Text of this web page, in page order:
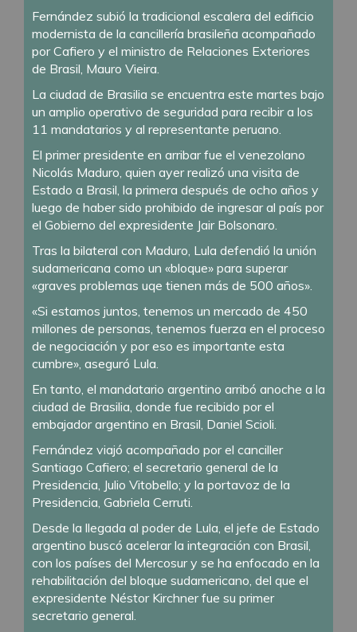
Fernández subió la tradicional escalera del edificio
modernista de la cancillería brasileña acompañado
por Cafiero y el ministro de Relaciones Exteriores
de Brasil, Mauro Vieira.
La ciudad de Brasilia se encuentra este martes bajo
un amplio operativo de seguridad para recibir a los
11 mandatarios y al representante peruano.
El primer presidente en arribar fue el venezolano
Nicolás Maduro, quien ayer realizó una visita de
Estado a Brasil, la primera después de ocho años y
luego de haber sido prohibido de ingresar al país por
el Gobierno del expresidente Jair Bolsonaro.
Tras la bilateral con Maduro, Lula defendió la unión
sudamericana como un «bloque» para superar
«graves problemas uqe tienen más de 500 años».
«Si estamos juntos, tenemos un mercado de 450
millones de personas, tenemos fuerza en el proceso
de negociación y por eso es importante esta
cumbre», aseguró Lula.
En tanto, el mandatario argentino arribó anoche a la
ciudad de Brasilia, donde fue recibido por el
embajador argentino en Brasil, Daniel Scioli.
Fernández viajó acompañado por el canciller
Santiago Cafiero; el secretario general de la
Presidencia, Julio Vitobello; y la portavoz de la
Presidencia, Gabriela Cerruti.
Desde la llegada al poder de Lula, el jefe de Estado
argentino buscó acelerar la integración con Brasil,
con los países del Mercosur y se ha enfocado en la
rehabilitación del bloque sudamericano, del que el
expresidente Néstor Kirchner fue su primer
secretario general.